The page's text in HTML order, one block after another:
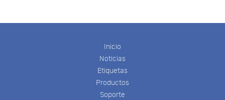
Inicio
Noticias
Etiquetas
Productos
Soporte